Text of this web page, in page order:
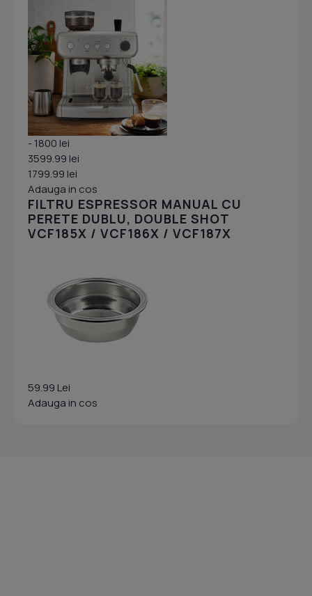
- 1800 lei
3599.99 lei
1799.99 lei
Adauga in cos
FILTRU ESPRESSOR MANUAL CU
PERETE DUBLU, DOUBLE SHOT
VCF185X / VCF186X / VCF187X
59.99 Lei
Adauga in cos